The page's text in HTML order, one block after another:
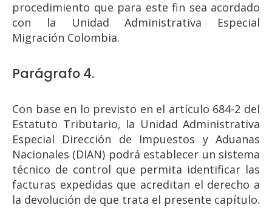
procedimiento que para este fin sea acordado
con la Unidad Administrativa Especial
Migración Colombia.
Parágrafo 4.
Con base en lo previsto en el artículo 684-2 del
Estatuto Tributario, la Unidad Administrativa
Especial Dirección de Impuestos y Aduanas
Nacionales (DIAN) podrá establecer un sistema
técnico de control que permita identificar las
facturas expedidas que acreditan el derecho a
la devolución de que trata el presente capítulo.